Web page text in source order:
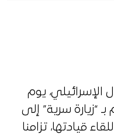
الإسرائيلي، يوم
بـ “زيارة سرية” إلى
قيادتها، تزامنا